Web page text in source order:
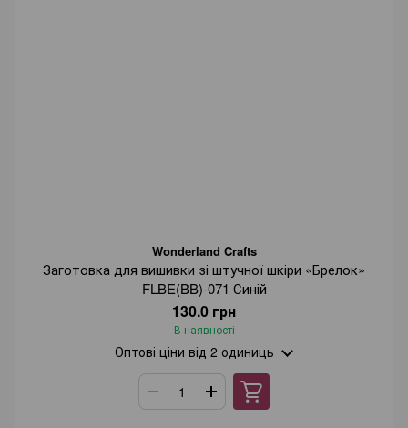
Wonderland Crafts
Заготовка для вишивки зі штучної шкіри «Брелок»
FLBE(BB)-071 Синій
130.0 грн
В наявності
Оптові ціни від 2 одиниць